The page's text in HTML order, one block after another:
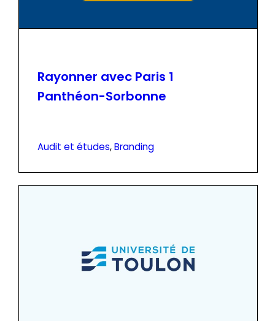
Rayonner avec Paris 1
Panthéon-Sorbonne
Audit et études, Branding